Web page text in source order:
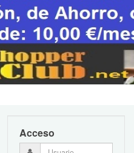
Acceso